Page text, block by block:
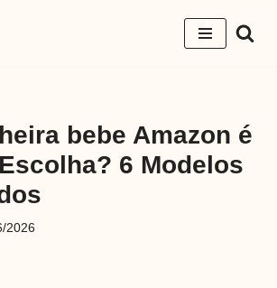
bebe Amazon é
6 Modelos
2026